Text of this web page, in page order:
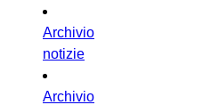
Archivio
notizie
Archivio